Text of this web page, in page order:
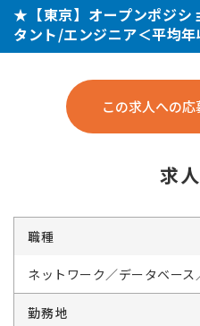
★【東京】オープンポジシ
タント/エンジニア＜平均
この求人への
求
職種
ネットワーク／データベース
勤務地